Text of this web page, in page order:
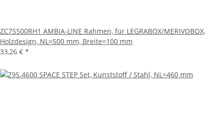
ZC7S500RH1 AMBIA-LINE Rahmen, für LEGRABOX/MERIVOBOX,
Holzdesign, NL=500 mm, Breite=100 mm
33,26 € *